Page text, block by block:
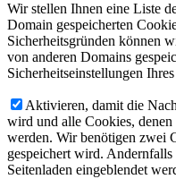
Wir stellen Ihnen eine Liste
Domain gespeicherten
Sicherheitsgründen können
von anderen Domains
Sicherheitseinstellungen
Aktivieren, damit die
wird und alle Cookies,
werden. Wir benötigen zwei
gespeichert wird.
Seitenladen eingeblendet